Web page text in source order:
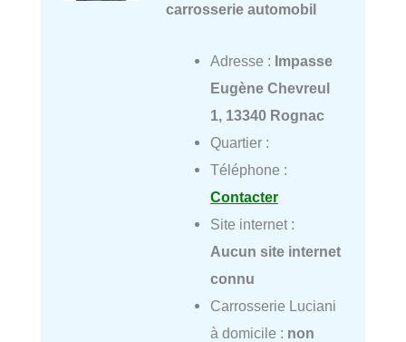
carrosserie automobil
Adresse : Impasse
Eugène Chevreul
1, 13340 Rognac
Quartier :
Téléphone :
Contacter
Site internet :
Aucun site internet
connu
Carrosserie Luciani
à domicile : non